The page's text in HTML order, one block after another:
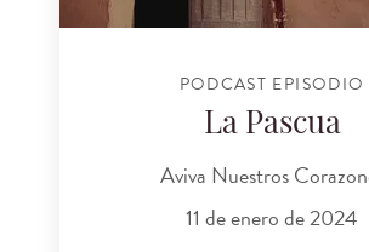
PODCAST EPISODIO
La Pascua
Aviva Nuestros
11 de enero de 2024